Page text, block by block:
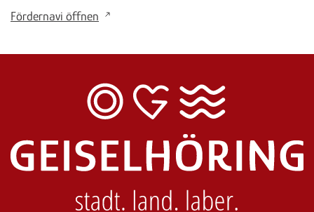
Fördernavi öffnen